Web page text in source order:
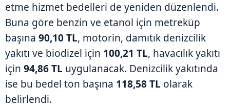
etme hizmet bedelleri de yeniden düzenlendi.
Buna göre benzin ve etanol için metreküp
başına 90,10 TL, motorin, damıtık denizcilik
yakıtı ve biodizel için 100,21 TL, havacılık yakıtı
için 94,86 TL uygulanacak. Denizcilik yakıtında
ise bu bedel ton başına 118,58 TL olarak
belirlendi.